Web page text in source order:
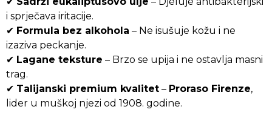
i sprječava iritacije.
✔ Formula bez alkohola – Ne isušuje kožu i ne
izaziva peckanje.
✔ Lagane teksture – Brzo se upija i ne ostavlja masni
trag.
✔ Talijanski premium kvalitet – Proraso Firenze,
lider u muškoj njezi od 1908. godine.